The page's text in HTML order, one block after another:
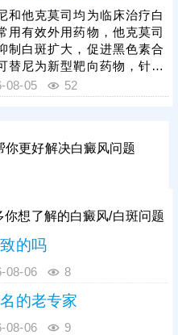
费用。照光治疗需确定合适
避免盲目治疗刺激皮肤，引
散，得不偿失。对于外伤型
治疗，还可以遵医嘱对症用
避免不良因素刺激，为白斑
。
和他克莫司均为临床治疗白
用有效外用药物，他克莫司
制白斑扩大，促进黑色素合
替尼为新型靶向药物，针对
起效速度更快，临床治疗
药物均可搭配光疗照射联合
长、易反复，患者需严格遵
疗。
08-05 52
你更好解决白癜风问题
你想了解的白癜风/白斑问题
的吗
08-06 8
的老专家
08-06 9